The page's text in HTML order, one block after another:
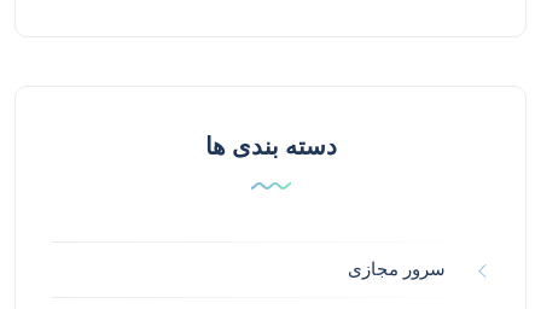
دسته بندی ها
سرور مجازی